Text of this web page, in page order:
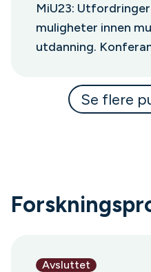
MiU23:
muligheter innen
utdanning.
Se flere
Avsluttet